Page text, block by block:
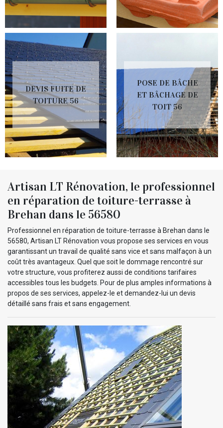
DEVIS FUITE DE
TOITURE 56
POSE DE BÂCHE
ET BÂCHAGE DE
TOIT 56
Artisan LT Rénovation, le professionnel
en réparation de toiture-terrasse à
Brehan dans le 56580
Professionnel en réparation de toiture-terrasse à Brehan dans le
56580, Artisan LT Rénovation vous propose ses services en vous
garantissant un travail de qualité sans vice et sans malfaçon à un
coût très avantageux. Quel que soit le dommage rencontré sur
votre structure, vous profiterez aussi de conditions tarifaires
accessibles tous les budgets. Pour de plus amples informations à
propos de ses services, appelez-le et demandez-lui un devis
détaillé sans frais et sans engagement.